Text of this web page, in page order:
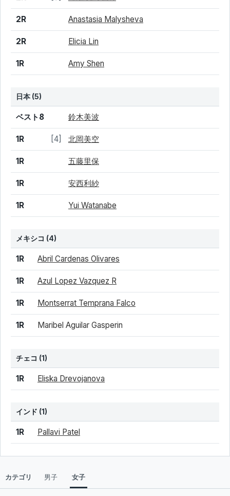
2R Anastasia Malysheva
2R Elicia Lin
1R Amy Shen
日本 (5)
結果 シード 選手名
ベスト8 鈴木美波
1R [4] 北岡美空
1R 五藤里保
1R 安西利紗
1R Yui Watanabe
メキシコ (4)
結果 シード 選手名
1R Abril Cardenas Olivares
1R Azul Lopez Vazquez R
1R Montserrat Temprana Falco
1R Maribel Aguilar Gasperin
チェコ (1)
結果 シード 選手名
1R Eliska Drevojanova
インド (1)
結果 シード 選手名
1R Pallavi Patel
カテゴリ 男子 女子